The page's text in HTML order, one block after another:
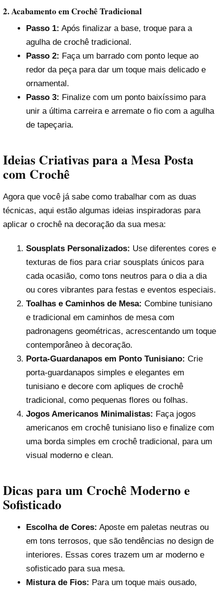
2. Acabamento em Crochê Tradicional
Passo 1: Após finalizar a base, troque para a
agulha de crochê tradicional.
Passo 2: Faça um barrado com ponto leque ao
redor da peça para dar um toque mais delicado e
ornamental.
Passo 3: Finalize com um ponto baixíssimo para
unir a última carreira e arremate o fio com a agulha
de tapeçaria.
Ideias Criativas para a Mesa Posta
com Crochê
Agora que você já sabe como trabalhar com as duas
técnicas, aqui estão algumas ideias inspiradoras para
aplicar o crochê na decoração da sua mesa:
Sousplats Personalizados: Use diferentes cores e
texturas de fios para criar sousplats únicos para
cada ocasião, como tons neutros para o dia a dia
ou cores vibrantes para festas e eventos especiais.
Toalhas e Caminhos de Mesa: Combine tunisiano
e tradicional em caminhos de mesa com
padronagens geométricas, acrescentando um toque
contemporâneo à decoração.
Porta-Guardanapos em Ponto Tunisiano: Crie
porta-guardanapos simples e elegantes em
tunisiano e decore com apliques de crochê
tradicional, como pequenas flores ou folhas.
Jogos Americanos Minimalistas: Faça jogos
americanos em crochê tunisiano liso e finalize com
uma borda simples em crochê tradicional, para um
visual moderno e clean.
Dicas para um Crochê Moderno e
Sofisticado
Escolha de Cores: Aposte em paletas neutras ou
em tons terrosos, que são tendências no design de
interiores. Essas cores trazem um ar moderno e
sofisticado para sua mesa.
Mistura de Fios: Para um toque mais ousado,